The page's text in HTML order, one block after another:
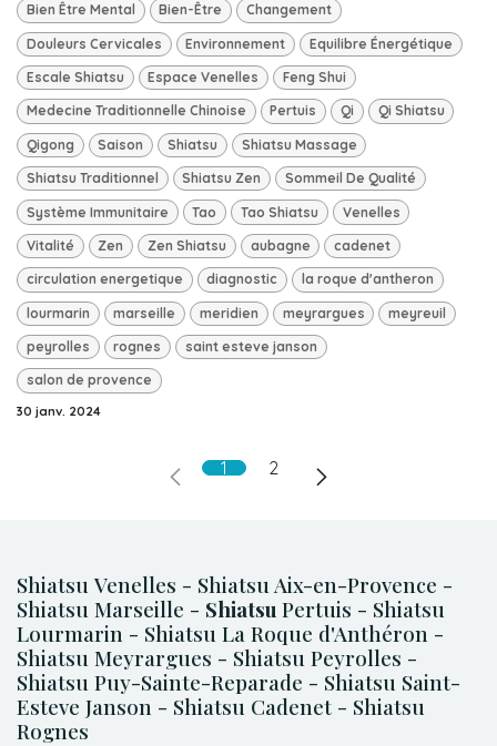
Bien Être Mental Bien-Être Changement
Douleurs Cervicales Environnement Equilibre Énergétique
Escale Shiatsu Espace Venelles Feng Shui
Medecine Traditionnelle Chinoise Pertuis Qi Qi Shiatsu
Qigong Saison Shiatsu Shiatsu Massage
Shiatsu Traditionnel Shiatsu Zen Sommeil De Qualité
Système Immunitaire Tao Tao Shiatsu Venelles
Vitalité Zen Zen Shiatsu aubagne cadenet
circulation energetique diagnostic la roque d'antheron
lourmarin marseille meridien meyrargues meyreuil
peyrolles rognes saint esteve janson
salon de provence
30 janv. 2024
1 2
Shiatsu Venelles - Shiatsu Aix-en-Provence -
Shiatsu Marseille - Shiatsu Pertuis - Shiatsu
Lourmarin - Shiatsu La Roque d'Anthéron -
Shiatsu Meyrargues - Shiatsu Peyrolles -
Shiatsu Puy-Sainte-Reparade - Shiatsu Saint-
Esteve Janson - Shiatsu Cadenet - Shiatsu
Rognes